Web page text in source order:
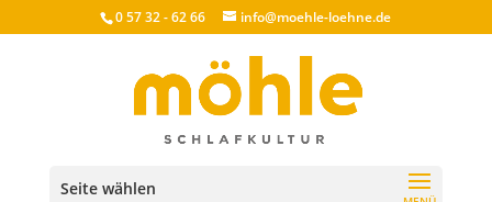
0 57 32 - 62 66 info@moehle-loehne.de
Seite wählen